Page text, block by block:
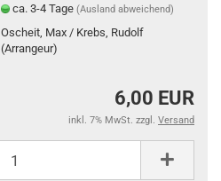
ca. 3-4 Tage(Ausland abweichend)
Oscheit, Max / Krebs, Rudolf
(Arrangeur)
6,00 EUR
inkl. 7% MwSt. zzgl. Versand